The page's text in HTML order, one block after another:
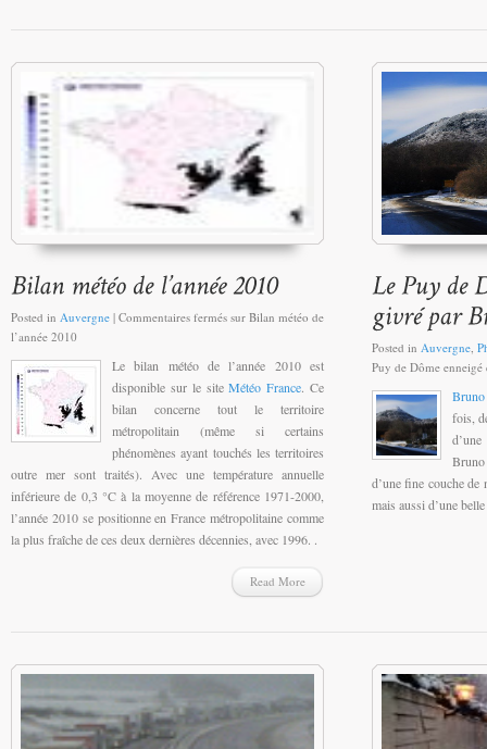
Posted in Auvergne | Commentaires fermés sur Bilan météo de
l’année 2010
Le bilan météo de l’année 2010 est
disponible sur le siteMétéo France. Ce
bilan concerne tout le territoire
métropolitain (même si certains
phénomènes ayant touchés les territoires
outre mer sont traités). Avec une température annuelle
inférieure de 0,3 °C à la moyenne de référence 1971-2000,
l’année 2010 se positionne en France métropolitaine comme
la plus fraîche de ces deux dernières décennies, avec 1996. .
Read More
Posted in Auvergne,
Puy de Dôme
fois,
d’une fine couche de
mais aussi d’une